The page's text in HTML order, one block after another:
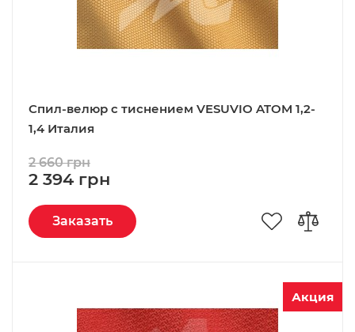
Спил-велюр c тиснением VESUVIO ATOM 1,2-
1,4 Италия
2 394 грн
2 660 грн
Заказать
Акция